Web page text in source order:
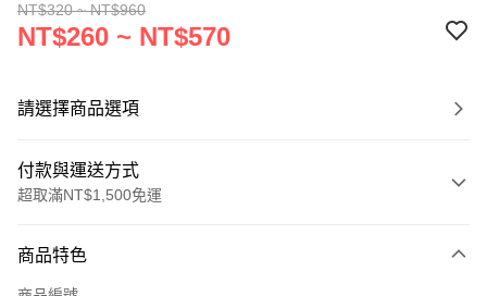
NT$320 ~ NT$960
NT$260 ~ NT$570
請選擇商品選項
付款與運送方式
超取滿NT$1,500免運
信用卡一次付款
商品特色